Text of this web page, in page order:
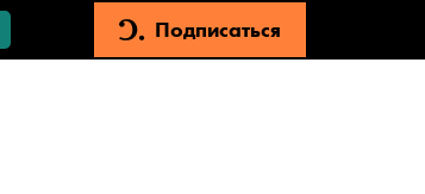
Подписаться